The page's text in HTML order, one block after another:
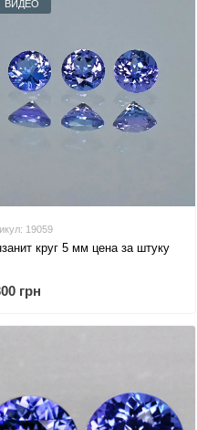
ВИДЕО
19059
круг 5 мм цена за штуку
грн